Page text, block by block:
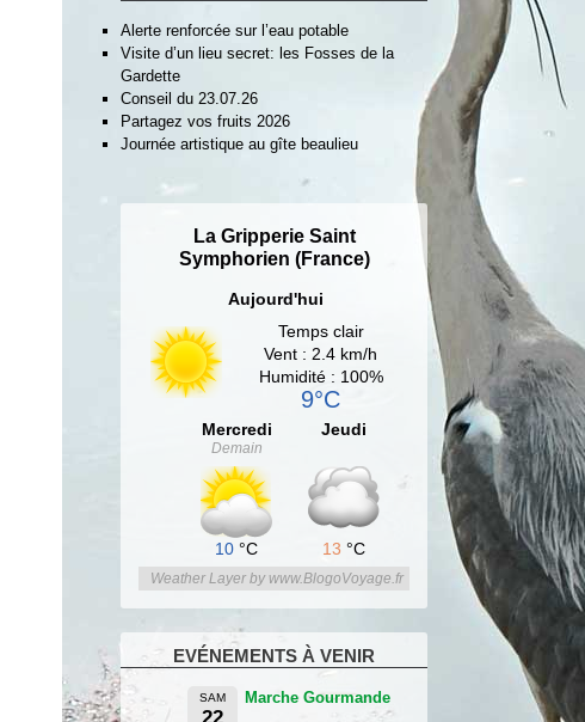
Alerte renforcée sur l’eau potable
Visite d’un lieu secret: les Fosses de la
Gardette
Conseil du 23.07.26
Partagez vos fruits 2026
Journée artistique au gîte beaulieu
La Gripperie Saint
Symphorien (France)
Aujourd'hui
Temps clair
Vent : 2.4 km/h
Humidité : 100%
9°C
Mercredi
Demain
10 °C
Jeudi
13 °C
Weather Layer by www.BlogoVoyage.fr
EVÉNEMENTS À VENIR
SAM Marche Gourmande